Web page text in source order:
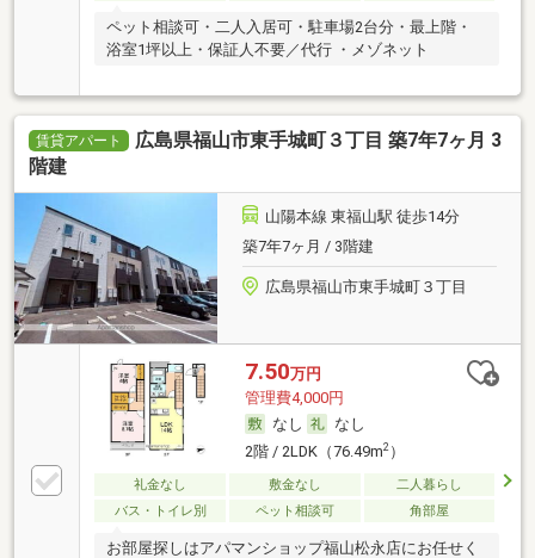
ペット相談可・二人入居可・駐車場2台分・最上階・
浴室1坪以上・保証人不要／代行 ・メゾネット
賃貸アパート
広島県福山市東手城町３丁目 築7年7ヶ月 3
階建
山陽本線 東福山駅 徒歩14分
築7年7ヶ月 / 3階建
広島県福山市東手城町３丁目
7.50万円
管理費4,000円
なし
なし
2階 / 2LDK（76.49m2）
礼金なし 敷金なし
二人暮らし
バス・トイレ別
ペット相談可 角部屋
お部屋探しはアパマンショップ福山松永店にお任せく